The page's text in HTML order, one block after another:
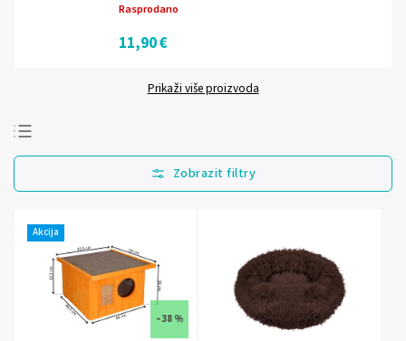
Rasprodano
11,90 €
Prikaži više proizvoda
Najprodavanije
Najjeftinije
Abecedno
Akcija
–38 %